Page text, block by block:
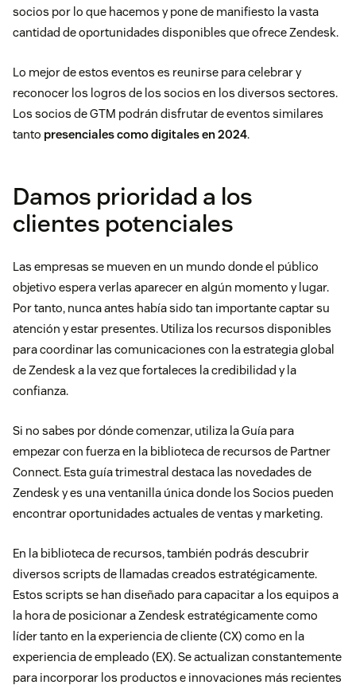
socios por lo que hacemos y pone de manifiesto la vasta
cantidad de oportunidades disponibles que ofrece Zendesk.
Lo mejor de estos eventos es reunirse para celebrar y
reconocer los logros de los socios en los diversos sectores.
Los socios de GTM podrán disfrutar de eventos similares
tanto presenciales como digitales en 2024.
Damos prioridad a los
clientes potenciales
Las empresas se mueven en un mundo donde el público
objetivo espera verlas aparecer en algún momento y lugar.
Por tanto, nunca antes había sido tan importante captar su
atención y estar presentes. Utiliza los recursos disponibles
para coordinar las comunicaciones con la estrategia global
de Zendesk a la vez que fortaleces la credibilidad y la
confianza.
Si no sabes por dónde comenzar, utiliza la Guía para
empezar con fuerza en la biblioteca de recursos de Partner
Connect. Esta guía trimestral destaca las novedades de
Zendesk y es una ventanilla única donde los Socios pueden
encontrar oportunidades actuales de ventas y marketing.
En la biblioteca de recursos, también podrás descubrir
diversos scripts de llamadas creados estratégicamente.
Estos scripts se han diseñado para capacitar a los equipos a
la hora de posicionar a Zendesk estratégicamente como
líder tanto en la experiencia de cliente (CX) como en la
experiencia de empleado (EX). Se actualizan constantemente
para incorporar los productos e innovaciones más recientes